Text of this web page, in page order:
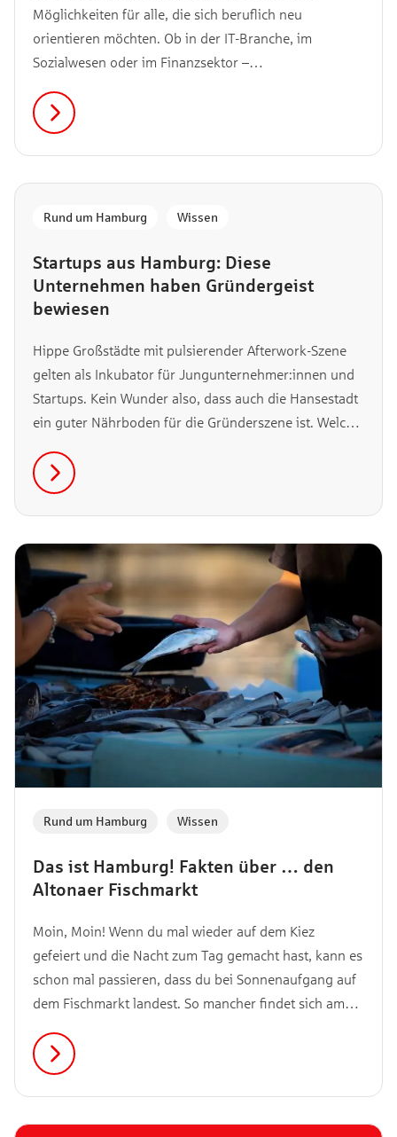
Möglichkeiten für alle, die sich beruflich neu
orientieren möchten. Ob in der IT-Branche, im
Sozialwesen oder im Finanzsektor –
die Arbeitswelt ein. Hier erfährst du, welche Chancen
ein Quereinstieg in Hamburg mit sich bringt.
Startups aus Hamburg: Diese
Unternehmen haben Gründergeist
bewiesen
Rund um Hamburg Wissen
Hippe Großstädte mit pulsierender Afterwork-Szene
gelten als Inkubator für Jungunternehmer:innen und
Startups. Kein Wunder also, dass auch die Hansestadt
ein guter Nährboden für die Gründerszene ist. Welche
wie sich die Unternehmen danach entwickelt haben,
liest du in unserem Artikel.
Das ist Hamburg! Fakten über … den
Altonaer Fischmarkt
Rund um Hamburg Wissen
Moin, Moin! Wenn du mal wieder auf dem Kiez
gefeiert und die Nacht zum Tag gemacht hast, kann es
schon mal passieren, dass du bei Sonnenaufgang auf
dem Fischmarkt landest. So mancher findet sich am
wieder, um den Kater mit einem herzhaften
Fischbrötchen zu bekämpfen. Was den Markt so
besonders macht, erfährst du hier.